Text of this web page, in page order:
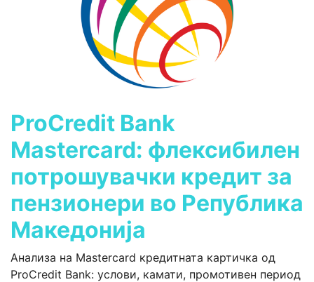
ProCredit Bank
Mastercard: флексибилен
потрошувачки кредит за
пензионери во Република
Македонија
Анализа на Mastercard кредитната картичка од
ProCredit Bank: услови, камати, промотивен период